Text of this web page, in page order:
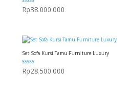
Dinilai
5.00
dari 5
Rp38.000.000
Set Sofa Kursi Tamu Furniture Luxury
Dinilai
5.00
dari 5
Rp28.500.000